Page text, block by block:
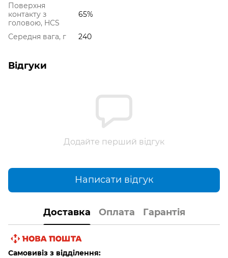
Поверхня
контакту з
головою, HCS
65%
Середня вага, г 240
Відгуки
Додайте перший відгук
Написати відгук
Доставка Оплата Гарантія
Самовивіз з відділення: